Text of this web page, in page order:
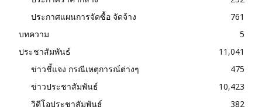
ประกาศแผนการจัดซื้อ จัดจ้าง
761
บทความ
5
ประชาสัมพันธ์
11,041
ข่าวชี้แจง กรณีเหตุการณ์ต่างๆ
475
ข่าวประชาสัมพันธ์
10,423
วิดีโอประชาสัมพันธ์
382